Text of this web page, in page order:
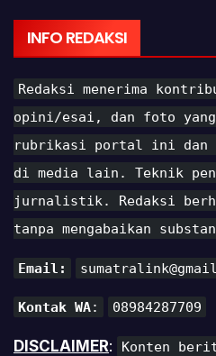
INFO REDAKSI
Redaksi menerima
opini/esai, dan foto yang
rubrikasi portal ini dan
di media lain. Teknik
jurnalistik. Redaksi
tanpa mengabaikan
Email:
Kontak WA: 08984287709
DISCLAIMER:
Konten